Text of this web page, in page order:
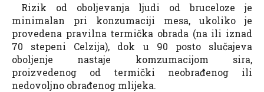
Rizik od oboljevanja ljudi od bruceloze je
minimalan pri konzumaciji mesa, ukoliko je
provedena pravilna termička obrada (na ili iznad
70 stepeni Celzija), dok u 90 posto slučajeva
oboljenje nastaje komzumacijom sira,
proizvedenog od termički neobrađenog ili
nedovoljno obrađenog mlijeka.